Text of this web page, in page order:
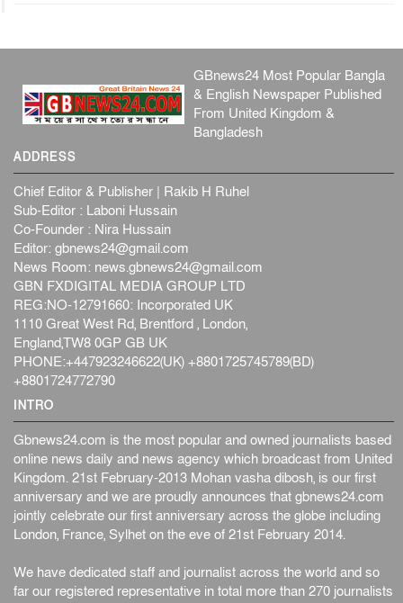
৫ আগস্ট, ২০২৬
জনগণ পরিবর্তন চেয়েছে বলেই জুলাই আন্দোলন সফল :
প্রধানমন্ত্রী
বেনজীর আহমেদের সঙ্গে পরীমনির ঘনিষ্ঠ সম্পর্ক ছিল : নাসির
মাহম...
জাতীয়
হরমুজ নিয়ে ইরান-মার্কিন চুক্তি হতে পারে আজ : মার্কিন অর্থমন...
আন্তর্জাতিক
পৃথিবীর দিকে আসছে বিধ্বংসী বস্তু, পারমাণবিক বোমা দিয়ে করা
হব...
আন্তর্জাতিক
কেনিয়ায় ১৫ হাতির রহস্যজনক মৃত্যু, সন্দেহের মুখে কীটনাশকের
ব্...
GBnews24 Most Popular Bangla
& English Newspaper Published
From United Kingdom &
Bangladesh
ADDRESS
Chief Editor & Publisher | Rakib H Ruhel
Sub-Editor : Laboni Hussain
Co-Founder : Nira Hussain
Editor: gbnews24@gmail.com
News Room: news.gbnews24@gmail.com
GBN FXDIGITAL MEDIA GROUP LTD
REG:NO-12791660: Incorporated UK
1110 Great West Rd, Brentford , London,
England,TW8 0GP GB UK
PHONE:+447923246622(UK) +8801725745789(BD)
+8801724772790
INTRO
Gbnews24.com is the most popular and owned journalists based
online news daily and news agency which broadcast from United
Kingdom. 21st February-2013 Mohan vasha dibosh, is our first
anniversary and we are proudly announces that gbnews24.com
jointly celebrate our first anniversary across the globe including
London, France, Sylhet on the eve of 21st February 2014.
We have dedicated staff and journalist across the world and so
far our registered representative in total more than 270 journalists